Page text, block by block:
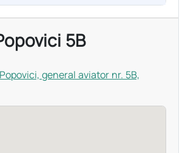
5B
general aviator nr. 5B,